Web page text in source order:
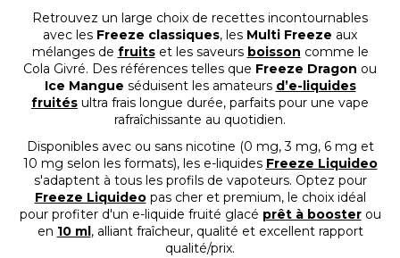
Retrouvez un large choix de recettes incontournables
avec les Freeze classiques, les Multi Freeze aux
mélanges de fruitset les saveurs boisson comme le
Cola Givré. Des références telles que Freeze Dragon ou
Ice Mangue séduisent les amateurs d’e-liquides
fruités ultra frais longue durée, parfaits pour une vape
rafraîchissante au quotidien.
Disponibles avec ou sans nicotine (0 mg, 3 mg, 6 mg et
10 mg selon les formats), les e-liquides Freeze Liquideo
s'adaptent à tous les profils de vapoteurs. Optez pour
Freeze Liquideopas cher et premium, le choix idéal
pour profiter d'un e-liquide fruité glacé prêt à boosterou
en 10 ml , alliant fraîcheur, qualité et excellent rapport
qualité/prix.